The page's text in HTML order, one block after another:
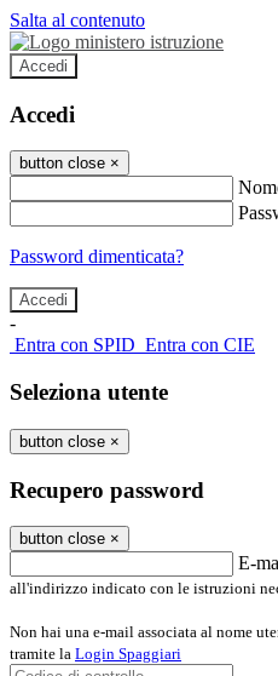
Salta al contenuto
Accedi
Accedi
button close ×
Password dimenticata?
-
Entra con SPID Entra con CIE
Seleziona utente
button close ×
Recupero password
button close ×
E-
all'indirizzo indicato con le istruzioni
Non hai una e-mail associata al nome
tramite la Login Spaggiari